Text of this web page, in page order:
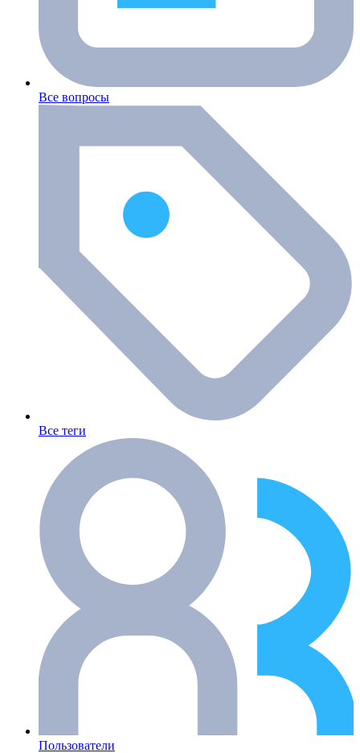
Все вопросы
Все теги
Пользователи